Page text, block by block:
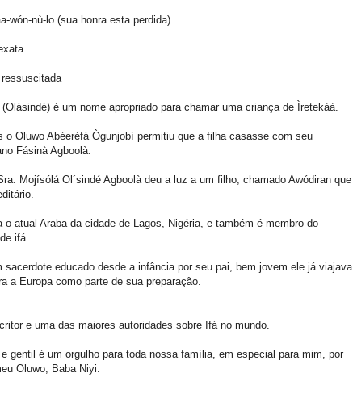
wón-nù-lo (sua honra esta perdida)
é um nome apropriado para chamar uma criança de Ìretekàà.
o Oluwo Abéeréfá Ògunjobí permitiu que a filha casasse com seu
Fásinà Agboolà.
Mojísólá Ol´sindé Agboolà deu a luz a um filho, chamado Awódiran que
o atual Araba da cidade de Lagos, Nigéria, e também é membro do
ifá.
sacerdote educado desde a infância por seu pai, bem jovem ele já viajava
a Europa como parte de sua preparação.
e uma das maiores autoridades sobre Ifá no mundo.
gentil é um orgulho para toda nossa família, em especial para mim, por
Oluwo, Baba Niyi.